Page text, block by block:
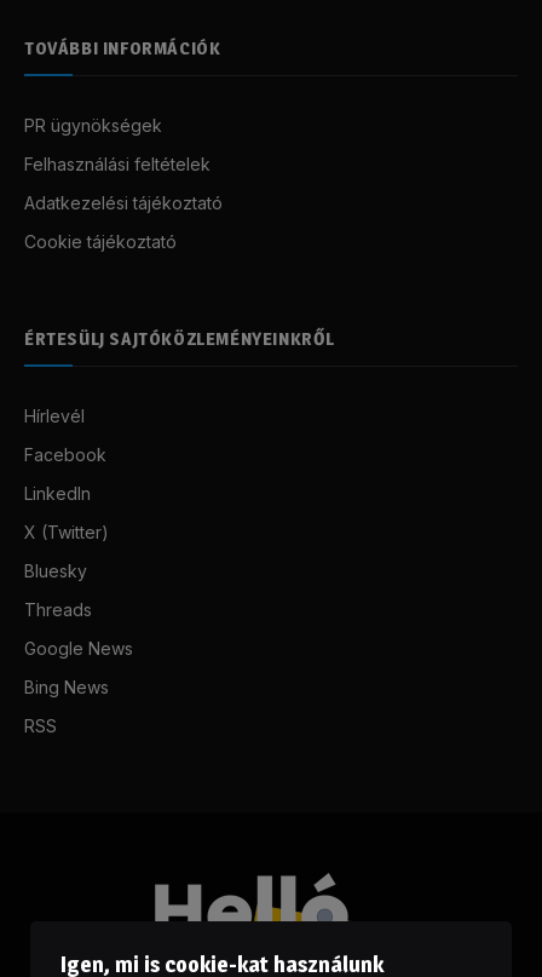
TOVÁBBI INFORMÁCIÓK
PR ügynökségek
Felhasználási feltételek
Adatkezelési tájékoztató
Cookie tájékoztató
ÉRTESÜLJ SAJTÓKÖZLEMÉNYEINKRŐL
Hírlevél
Facebook
LinkedIn
X (Twitter)
Bluesky
Threads
Google News
Bing News
RSS
Igen, mi is cookie-kat használunk